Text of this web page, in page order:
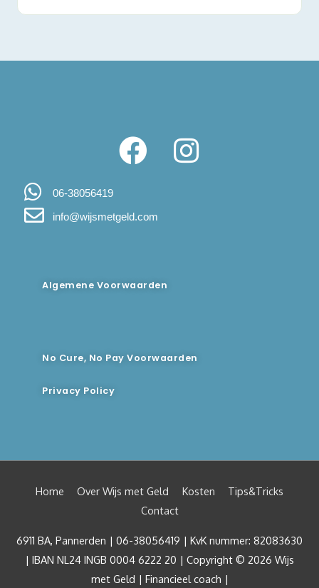
06-38056419
info@wijsmetgeld.com
Algemene Voorwaarden
No Cure, No Pay Voorwaarden
Privacy Policy
Home Over Wijs met Geld Kosten
Tips&Tricks
Contact
6911 BA, Pannerden | 06-38056419 | KvK nummer: 82083630
| IBAN NL24 INGB 0004 6222 20 | Copyright © 2026 Wijs
met Geld | Financieel coach |